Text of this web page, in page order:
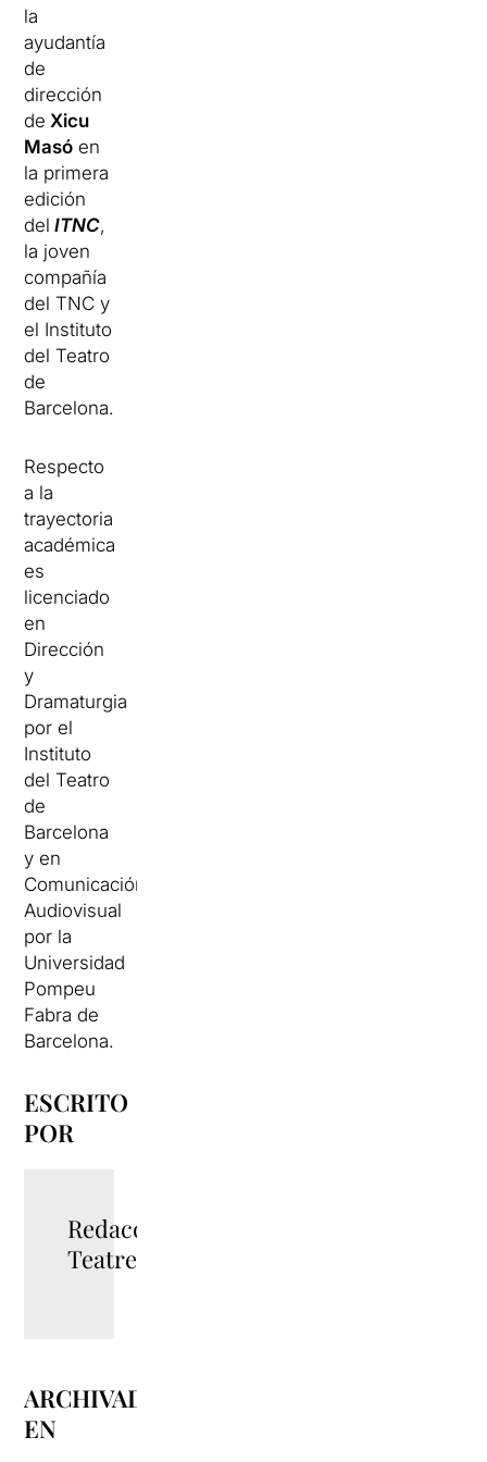
la
ayudantía
de
dirección
de Xicu
Masó en
la primera
edición
del ITNC,
la joven
compañía
del TNC y
el Instituto
del Teatro
de
Barcelona.
Respecto
a la
trayectoria
académica
es
licenciado
en
Dirección
y
Dramaturgia
por el
Instituto
del Teatro
de
Barcelona
y en
Comunicación
Audiovisual
por la
Universidad
Pompeu
Fabra de
Barcelona.
ESCRITO
POR
Redacció
TeatreBarcelona
ARCHIVADO
EN